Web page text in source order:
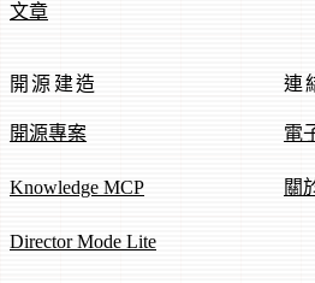
文章
開源建造
開源專案
Knowledge MCP
Director Mode Lite
連
電
關